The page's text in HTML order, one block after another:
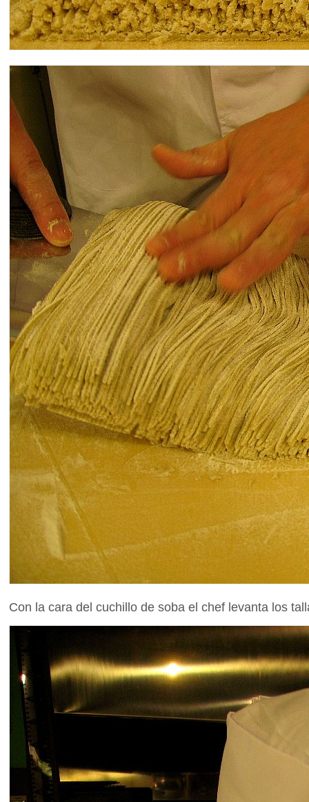
Con la cara del cuchillo de soba el chef levanta los